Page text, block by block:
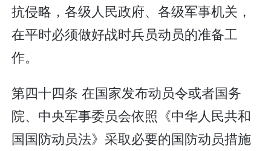
抗侵略，各级人民政府、各级军事机关，
在平时必须做好战时兵员动员的准备工
作。
第四十四条 在国家发布动员令或者国务
院、中央军事委员会依照《中华人民共和
国国防动员法》采取必要的国防动员措施